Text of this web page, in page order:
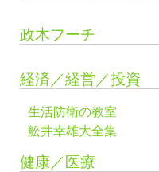
政木フーチ
経済／経営／投資
生活防衛の教室
舩井幸雄大全集
健康／医療